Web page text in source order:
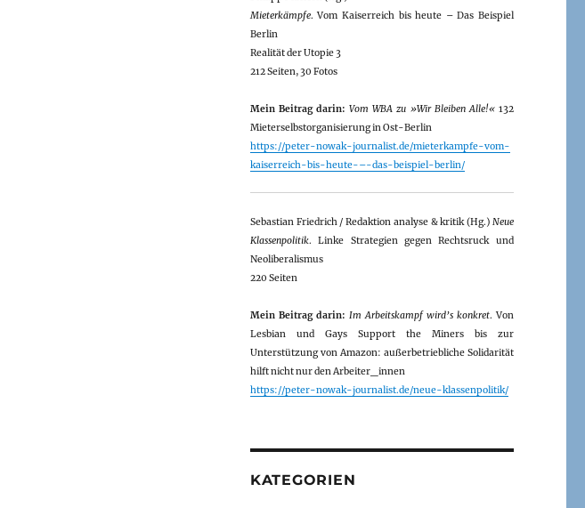
Mieterkämpfe. Vom Kaiserreich bis heute – Das Beispiel
Berlin
Realität der Utopie 3
212 Seiten, 30 Fotos
Mein Beitrag darin: Vom WBA zu »Wir Bleiben Alle!«132
Mieterselbstorganisierung in Ost-Berlin
https://peter-nowak-journalist.de/mieterkampfe-vom-
kaiserreich-bis-heute-–-das-beispiel-berlin/
Sebastian Friedrich / Redaktion analyse & kritik (Hg.) Neue
Klassenpolitik. Linke Strategien gegen Rechtsruck und
Neoliberalismus
220 Seiten
Mein Beitrag darin: Im Arbeitskampf wird’s konkret. Von
Lesbian und Gays Support the Miners bis zur
Unterstützung von Amazon: außerbetriebliche Solidarität
hilft nicht nur den Arbeiter_innen
https://peter-nowak-journalist.de/neue-klassenpolitik/
KATEGORIEN